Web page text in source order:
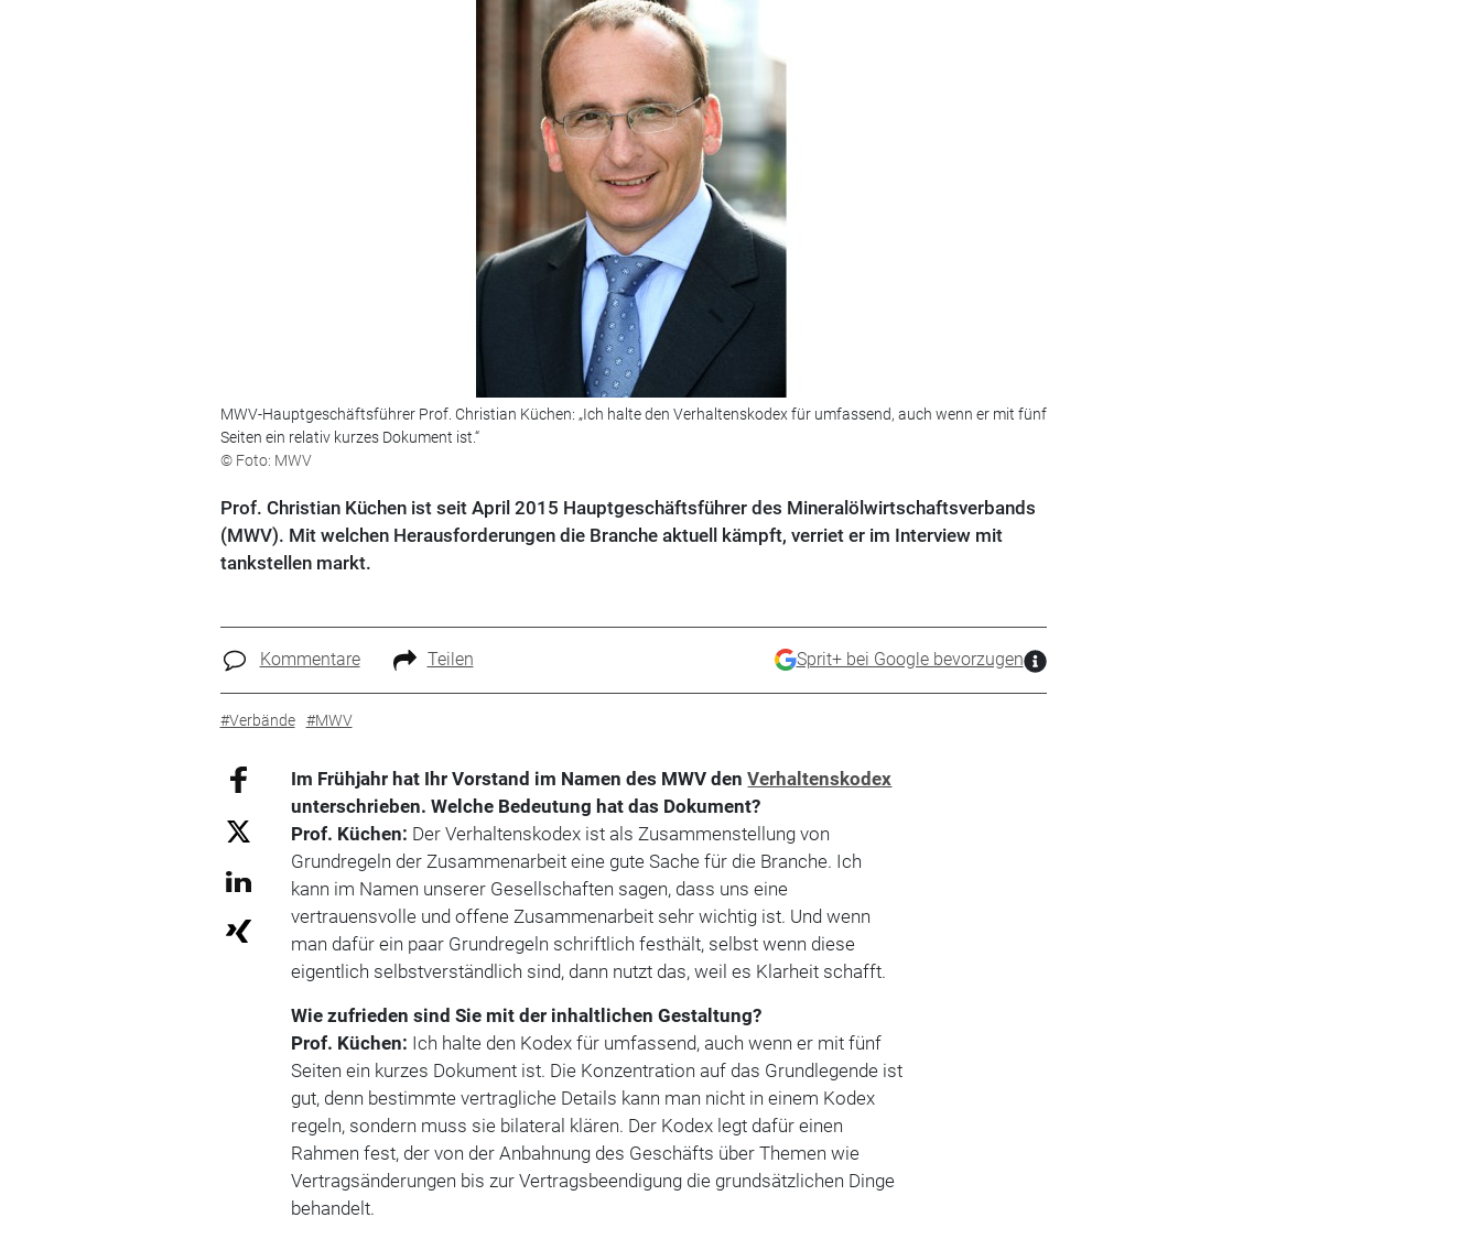
MWV-Hauptgeschäftsführer Prof. Christian Küchen: „Ich halte den Verhaltenskodex für umfassend, auch wenn er mit fünf
Seiten ein relativ kurzes Dokument ist.“
© Foto: MWV
Prof. Christian Küchen ist seit April 2015 Hauptgeschäftsführer des Mineralölwirtschaftsverbands
(MWV). Mit welchen Herausforderungen die Branche aktuell kämpft, verriet er im Interview mit
tankstellen markt.
Kommentare Teilen Sprit+ bei Google bevorzugen
#Verbände #MWV
Im Frühjahr hat Ihr Vorstand im Namen des MWV denVerhaltenskodex
unterschrieben. Welche Bedeutung hat das Dokument?
Prof. Küchen: Der Verhaltenskodex ist als Zusammenstellung von
Grundregeln der Zusammenarbeit eine gute Sache für die Branche. Ich
kann im Namen unserer Gesellschaften sagen, dass uns eine
vertrauensvolle und offene Zusammenarbeit sehr wichtig ist. Und wenn
man dafür ein paar Grundregeln schriftlich festhält, selbst wenn diese
eigentlich selbstverständlich sind, dann nutzt das, weil es Klarheit schafft.
Wie zufrieden sind Sie mit der inhalt­lichen Gestaltung?
Prof. Küchen: Ich halte den Kodex für umfassend, auch wenn er mit fünf
Seiten ein kurzes Dokument ist. Die Konzentration auf das Grundlegende ist
gut, denn bestimmte vertragliche Details kann man nicht in einem Kodex
regeln, sondern muss sie bilateral klären. Der Kodex legt dafür einen
Rahmen fest, der von der Anbahnung des Geschäfts über Themen wie
Vertragsänderungen bis zur Vertragsbeendigung die grundsätzlichen Dinge
behandelt.